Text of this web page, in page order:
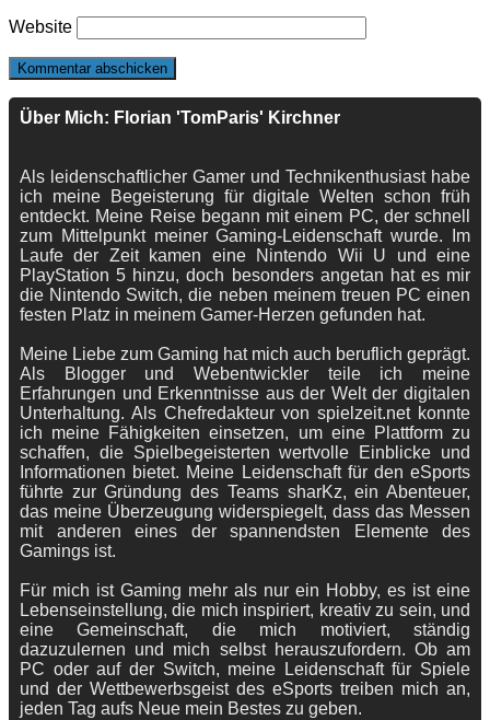
Website
Über Mich: Florian 'TomParis' Kirchner
Als leidenschaftlicher Gamer und Technikenthusiast habe
ich meine Begeisterung für digitale Welten schon früh
entdeckt. Meine Reise begann mit einem PC, der schnell
zum Mittelpunkt meiner Gaming-Leidenschaft wurde. Im
Laufe der Zeit kamen eine Nintendo Wii U und eine
PlayStation 5 hinzu, doch besonders angetan hat es mir
die Nintendo Switch, die neben meinem treuen PC einen
festen Platz in meinem Gamer-Herzen gefunden hat.
Meine Liebe zum Gaming hat mich auch beruflich geprägt.
Als Blogger und Webentwickler teile ich meine
Erfahrungen und Erkenntnisse aus der Welt der digitalen
Unterhaltung. Als Chefredakteur von spielzeit.net konnte
ich meine Fähigkeiten einsetzen, um eine Plattform zu
schaffen, die Spielbegeisterten wertvolle Einblicke und
Informationen bietet. Meine Leidenschaft für den eSports
führte zur Gründung des Teams sharKz, ein Abenteuer,
das meine Überzeugung widerspiegelt, dass das Messen
mit anderen eines der spannendsten Elemente des
Gamings ist.
Für mich ist Gaming mehr als nur ein Hobby, es ist eine
Lebenseinstellung, die mich inspiriert, kreativ zu sein, und
eine Gemeinschaft, die mich motiviert, ständig
dazuzulernen und mich selbst herauszufordern. Ob am
PC oder auf der Switch, meine Leidenschaft für Spiele
und der Wettbewerbsgeist des eSports treiben mich an,
jeden Tag aufs Neue mein Bestes zu geben.